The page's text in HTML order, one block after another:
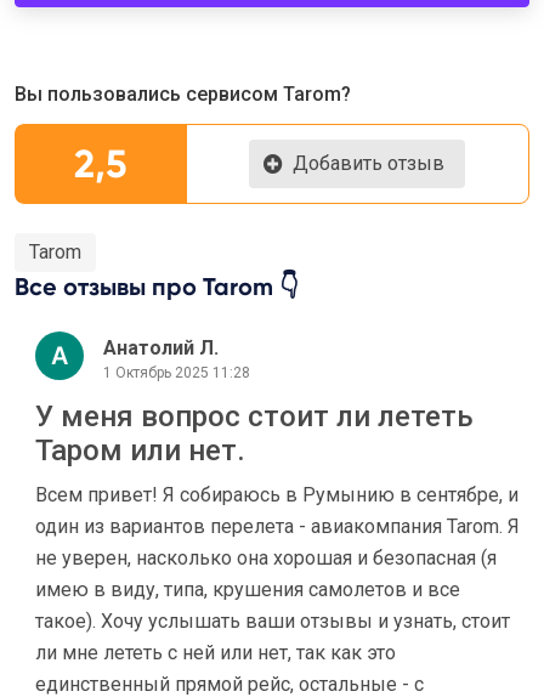
Вы пользовались сервисом Tarom?
2,5 Добавить отзыв
Tarom
Все отзывы про Tarom 👇
Анатолий Л.
1 Октябрь 2025 11:28
У меня вопрос стоит ли лететь
Таром или нет.
Всем привет! Я собираюсь в Румынию в сентябре, и
один из вариантов перелета - авиакомпания Tarom. Я
не уверен, насколько она хорошая и безопасная (я
имею в виду, типа, крушения самолетов и все
такое). Хочу услышать ваши отзывы и узнать, стоит
ли мне лететь с ней или нет, так как это
единственный прямой рейс, остальные - с